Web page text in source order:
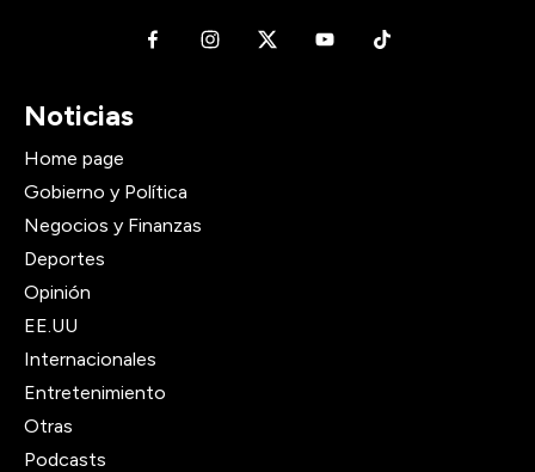
Noticias
Home page
Gobierno y Política
Negocios y Finanzas
Deportes
Opinión
EE.UU
Internacionales
Entretenimiento
Otras
Podcasts